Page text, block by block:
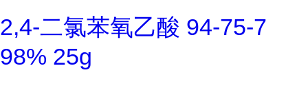
2,4-二氯苯氧乙酸 94-75-7
98% 25g